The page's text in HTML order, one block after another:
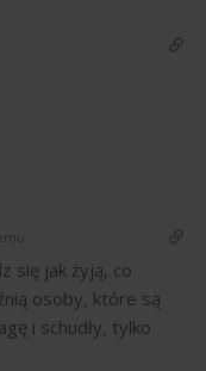
się jak żyją, co
osoby, które są
i schudły, tylko